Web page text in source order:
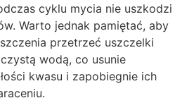
cyklu mycia nie uszkodzi
Warto jednak pamiętać, aby
przetrzeć uszczelki
wodą, co usunie
kwasu i zapobiegnie ich